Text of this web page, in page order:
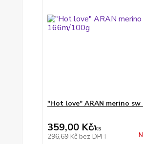
"Hot love" ARAN merino sw
359,00 Kč/ks
296,69 Kč bez DPH